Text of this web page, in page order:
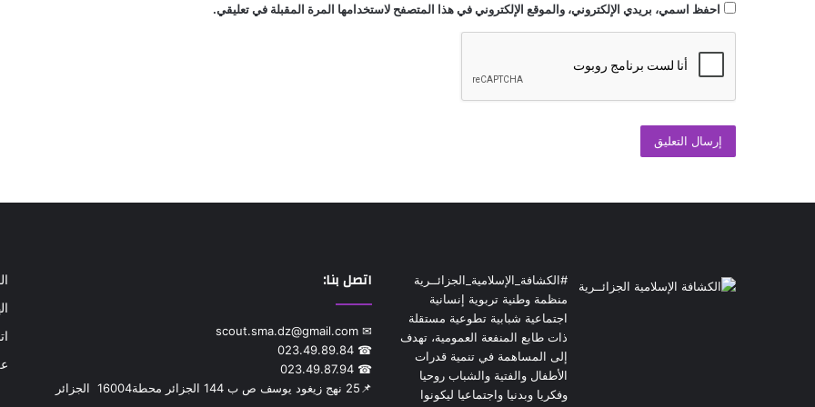
احفظ اسمي، بريدي الإلكتروني، والموقع الإلكتروني في هذا المتصفح لاستخدامها المرة المقبلة في تعليقي.
#الكشافة_الإسلامية_الجزائــرية
منظمة وطنية تربوية إنسانية
اجتماعية شبابية تطوعية مستقلة
ذات طابع المنفعة العمومية، تهدف
إلى المساهمة في تنمية قدرات
الأطفال والفتية والشباب روحيا
وفكريا وبدنيا واجتماعيا ليكونوا
اتصل بنا:
✉ scout.sma.dz@gmail.com
☎ 023.49.89.84
☎ 023.49.87.94
📌‎25 نهج زيغود يوسف ص ب 144 الجزائر محطة‎ 16004 الجزائر